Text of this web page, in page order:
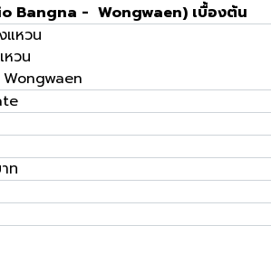
Bangna - Wongwaen) เบื้องต้น
แหวน
หวน
ท